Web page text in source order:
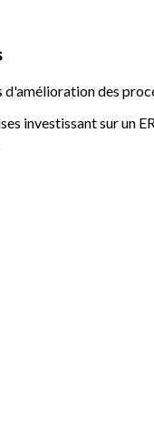
d'amélioration des
investissant sur un